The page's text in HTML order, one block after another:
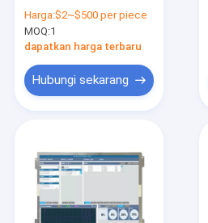
Dengan RGB
Interface
Harga:$2~$500 per piece
MOQ:1
dapatkan harga terbaru
Hubungi sekarang